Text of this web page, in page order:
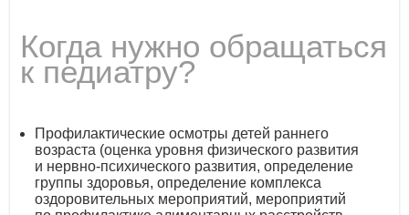
Когда нужно обращаться
к педиатру?
Профилактические осмотры детей раннего
возраста (оценка уровня физического развития
и нервно-психического развития, определение
группы здоровья, определение комплекса
оздоровительных мероприятий, мероприятий